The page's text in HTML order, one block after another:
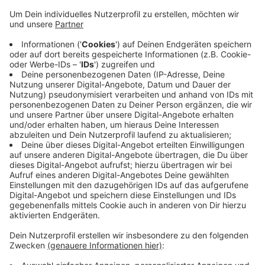
korrespondierenden Mitglied der Nordrhein-
worden. Die Urkundenverleihung findet Mitte Mai in
Düsseldorf statt. Frank ist an der Columbia University
in New York tätig und Ehrendoktor der Universität
Siegen. Insgesamt hat die Akademie derzeit etwa 230
ordentliche und 140 korrespondierende Mitglieder. Alle
Mitglieder werden auf Lebenszeit gewählt.
Voraussetzung ist, dass sie sich durch
wissenschaftliche Leistungen ausgezeichnet haben.
Anzeige